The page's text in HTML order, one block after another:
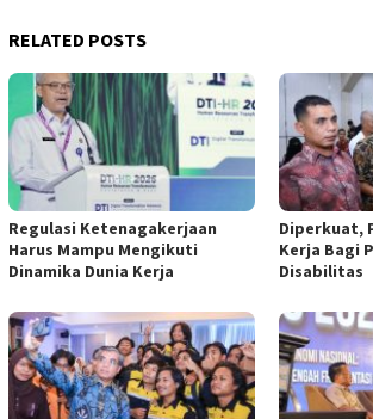
RELATED POSTS
Regulasi Ketenagakerjaan
Harus Mampu Mengikuti
Dinamika Dunia Kerja
Diperkuat,
Kerja Bagi
Disabilitas